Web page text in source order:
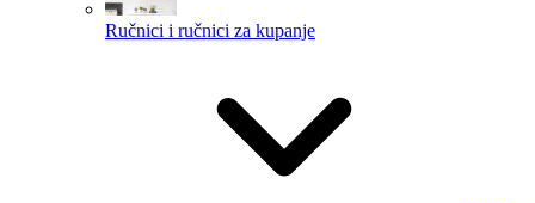
Ručnici i ručnici za kupanje